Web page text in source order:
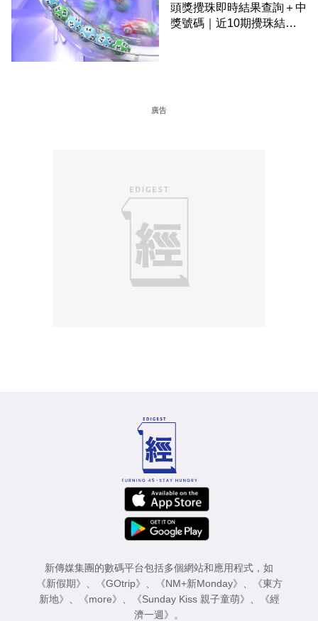
頭獎攪珠即時結果查詢＋中
獎號碼｜近10期攪珠結果
廣告
新傳媒集團的數碼平台包括多個網站和應用程式，如
《新假期》
《GOtrip》 《NM+新Monday》
《東方
新地》
《more》 《Sunday Kiss 親子童萌》
《經
濟一週》
。